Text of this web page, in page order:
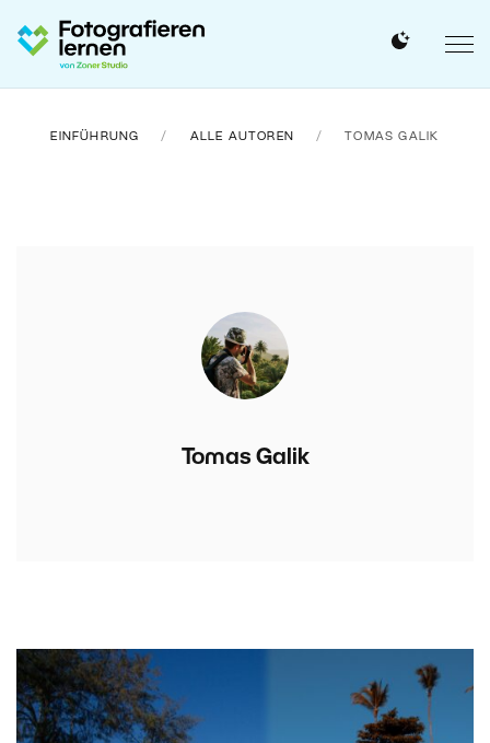
EINFÜHRUNG ALLE AUTOREN TOMAS GALIK
Tomas Galik